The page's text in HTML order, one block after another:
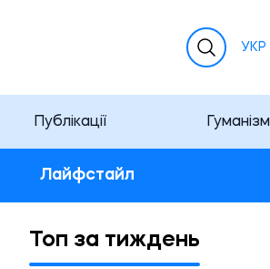
УКР
Публікації Гуманізм
Лайфстайл
Топ за тиждень